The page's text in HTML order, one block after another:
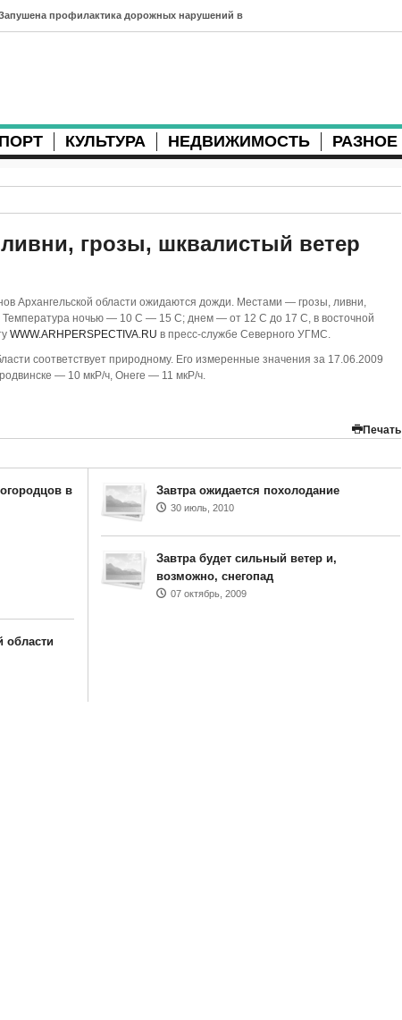
Запушена профилактика дорожных нарушений в
Архангельской области контролирует
Детский экологический форум усилит
собак: правила и штрафы в России
Итоги хоккейного сезона в Архангельске: яркие
победы
Мобильные комплексы фотофиксации Vitronic
КУЛЬТУРА НЕДВИЖИМОСТЬ РАЗНОЕ
грозы, шквалистый ветер
Архангельской области ожидаются дожди. Местами — грозы, ливни,
ночью — 10 С — 15 С; днем — от 12 С до 17 С, в восточной
WWW.ARHPERSPECTIVA.RU в пресс-службе Северного УГМС.
соответствует природному. Его измеренные значения за 17.06.2009
— 10 мкР/ч, Онеге — 11 мкР/ч.
Печать
в
Завтра ожидается похолодание
30 июль, 2010
Завтра будет сильный ветер и,
возможно, снегопад
07 октябрь, 2009
области